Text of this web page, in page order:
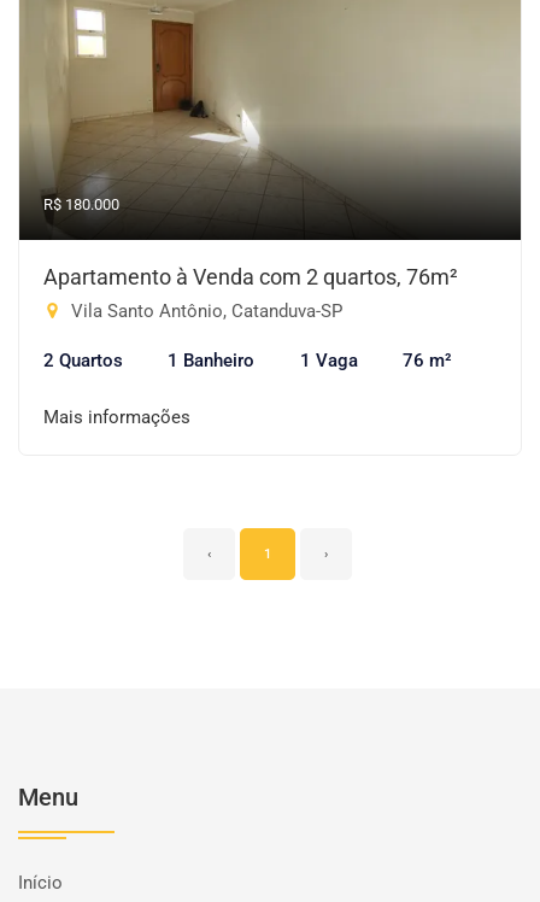
R$ 180.000
Apartamento à Venda com 2 quartos, 76m²
Vila Santo Antônio, Catanduva-SP
2 Quartos 1 Banheiro 1 Vaga 76 m²
Mais informações
‹ 1 ›
Menu
Início